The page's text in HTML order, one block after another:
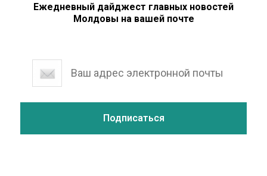
Ежедневный дайджест главных новостей
Молдовы на вашей почте